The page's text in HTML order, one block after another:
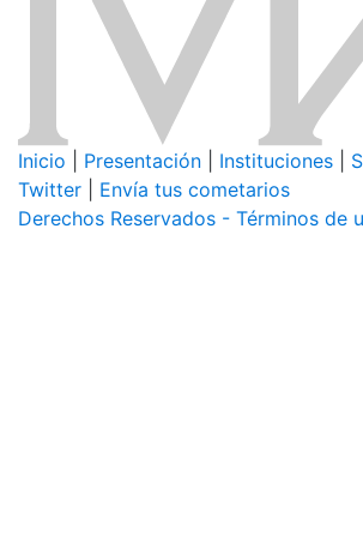
Inicio Presentación Instituciones
Twitter
Envía tus cometarios
Derechos Reservados - Términos de